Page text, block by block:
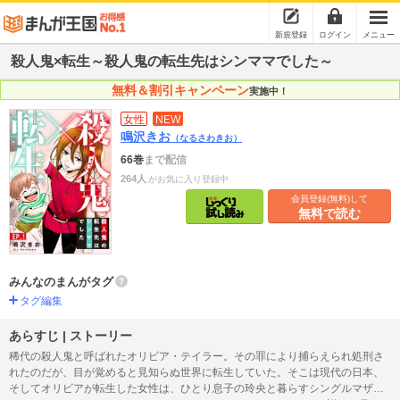
新規登録 ログイン メニュー
殺人鬼×転生～殺人鬼の転生先はシンママでした～
無料＆割引キャンペーン実施中！
女性 NEW
鳴沢きお （なるさわきお）
66巻まで配信
264人 がお気に入り登録中
会員登録(無料)して
無料で読む
みんなのまんがタグ
タグ編集
あらすじ | ストーリー
稀代の殺人鬼と呼ばれたオリビア・テイラー。その罪により捕らえられ処刑さ
れたのだが、目が覚めると見知らぬ世界に転生していた。そこは現代の日本、
そしてオリビアが転生した女性は、ひとり息子の玲央と暮らすシングルマザー